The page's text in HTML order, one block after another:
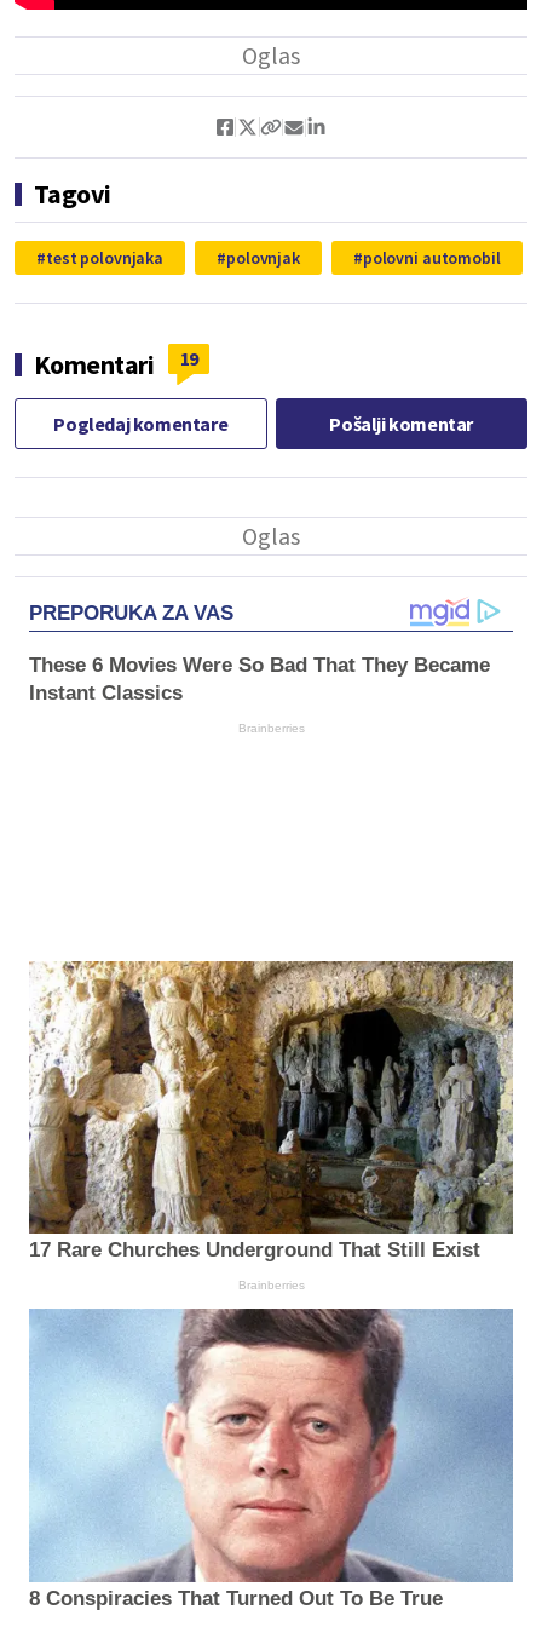
Tagovi
test polovnjaka polovnjak polovni automobil
Komentari 19
Pogledaj komentare Pošalji komentar
PREPORUKA ZA VAS
These 6 Movies Were So Bad That They Became
Instant Classics
Brainberries
17 Rare Churches Underground That Still Exist
Brainberries
8 Conspiracies That Turned Out To Be True